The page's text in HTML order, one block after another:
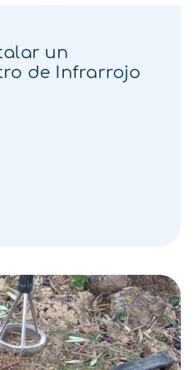
un
de Infrarrojo